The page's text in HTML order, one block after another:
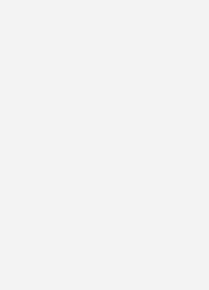
Auswertungen zu
Ziel ist es, dass Nutzer
sechs Monate eigene KI-
Tools oder komplexe
im ERP-System erstellen
Sie den aktuellen
der Fenster- und
Einerseits gibt es
noch stark analog arbeiten und bei
Herausforderungen
der Digitalisierung zu vermitteln.